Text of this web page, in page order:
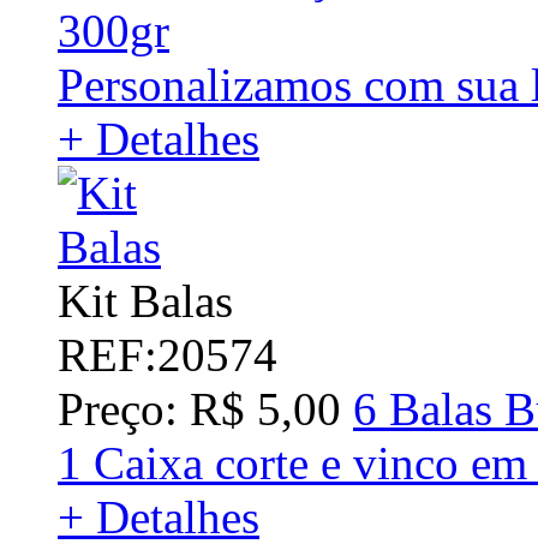
300gr
Personalizamos com sua
+ Detalhes
Kit Balas
REF:20574
Preço: R$ 5,00 6 Balas
1 Caixa corte e vinco
+ Detalhes